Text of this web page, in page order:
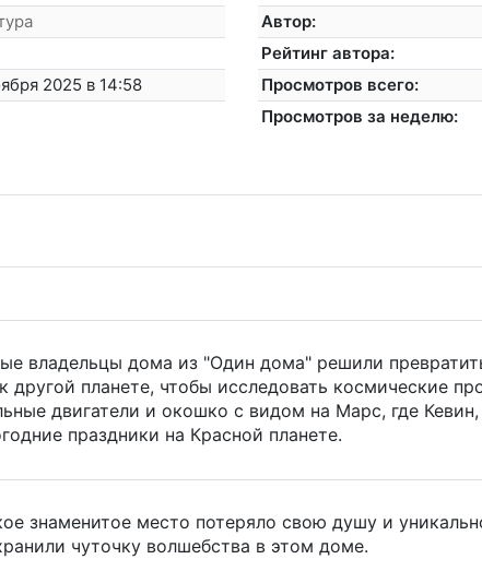
2025 в 14:58
Автор:
Рейтинг автора:
Просмотров всего:
Просмотров за неделю:
владельцы дома из "Один дома" решили
другой планете, чтобы исследовать космические
двигатели и окошко с видом на Марс, где
праздники на Красной планете.
знаменитое место потеряло свою душу и
чуточку волшебства в этом доме.